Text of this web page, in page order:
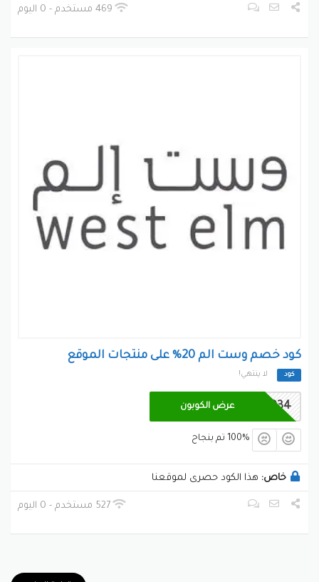
كود خصم وست الم 20% على منتجات الموقع
كود لا ينتهي!
M5034 عرض الكوبون
100% تم بنجاح
خاص: هذا الكود حصرى لموقعنا
527 مستخدم - 0 اليوم